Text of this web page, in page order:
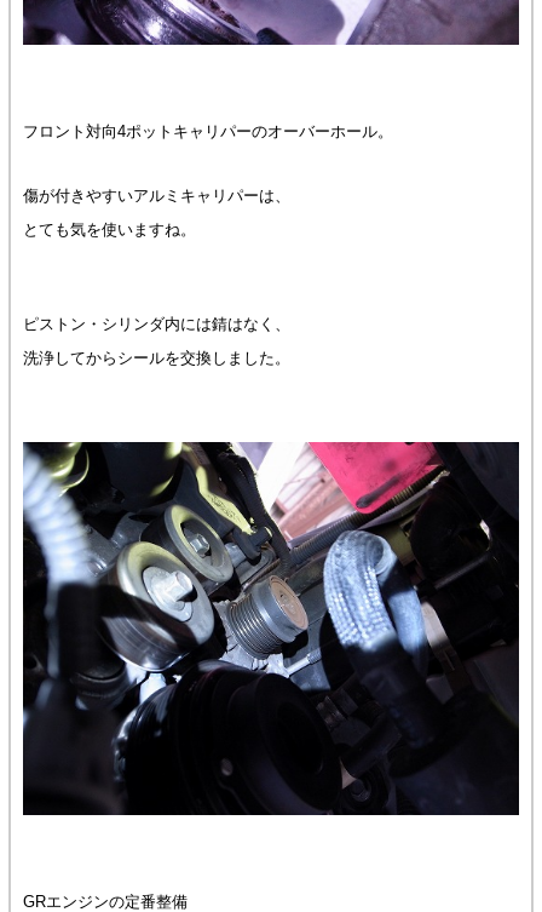
フロント対向4ポットキャリパーのオーバーホール。
傷が付きやすいアルミキャリパーは、
とても気を使いますね。
ピストン・シリンダ内には錆はなく、
洗浄してからシールを交換しました。
GRエンジンの定番整備